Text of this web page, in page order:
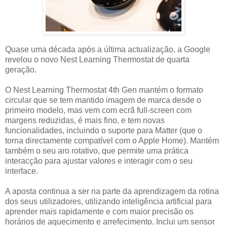
Quase uma década após a última actualização, a Google
revelou o novo Nest Learning Thermostat de quarta
geração.
O Nest Learning Thermostat 4th Gen mantém o formato
circular que se tem mantido imagem de marca desde o
primeiro modelo, mas vem com ecrã full-screen com
margens reduzidas, é mais fino, e tem novas
funcionalidades, incluindo o suporte para Matter (que o
torna directamente compatível com o Apple Home). Mantém
também o seu aro rotativo, que permite uma prática
interacção para ajustar valores e interagir com o seu
interface.
A aposta continua a ser na parte da aprendizagem da rotina
dos seus utilizadores, utilizando inteligência artificial para
aprender mais rapidamente e com maior precisão os
horários de aquecimento e arrefecimento. Inclui um sensor